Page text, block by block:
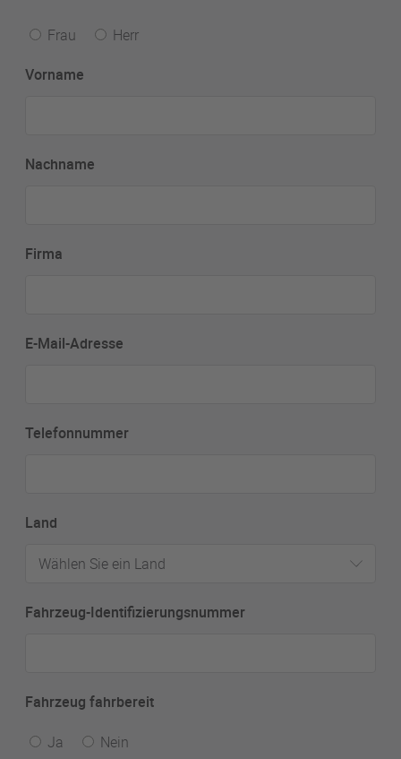
Frau
Herr
Vorname
Nachname
Firma
E-Mail-Adresse
Telefonnummer
Land
Wählen Sie ein Land
Fahrzeug-Identifizierungsnummer
Fahrzeug fahrbereit
Ja
Nein